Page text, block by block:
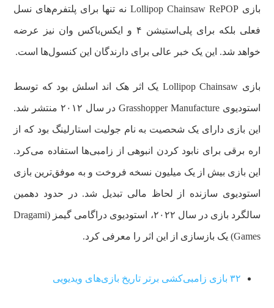
بازی Lollipop Chainsaw RePOP نه تنها برای پلتفرم‌های نسل
فعلی بلکه برای پلی‌استیشن ۴ و ایکس‌باکس وان نیز عرضه
خواهد شد. این یک خبر عالی برای دارندگان این کنسول‌ها است.
بازی Lollipop Chainsaw یک اثر هک اند اسلش بود که توسط
استودیوی Grasshopper Manufacture در سال ۲۰۱۲ منتشر شد.
این بازی دارای یک شحصیت به نام جولیت استارلینگ بود که از
اره برقی برای نابود کردن انبوهی از زامبی‌ها استفاده می‌کرد.
این بازی بیش از یک میلیون نسخه فروخت و به موفق‌ترین بازی
استودیوی سازنده از لحاظ مالی تبدیل شد. در حدود دهمین
سالگرد بازی در سال ۲۰۲۲، استودیوی دراگامی گیمز (Dragami
Games) یک بازسازی از این اثر را معرفی کرد.
۳۲ بازی زامبی‌کشی برتر تاریخ بازی‌های ویدیویی